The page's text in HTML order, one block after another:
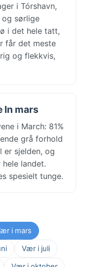
i Tórshavn,
sørlige
i det hele tatt,
får det meste
og flekkvis,
In mars
i March: 81%
grå forhold
er sjelden, og
landet.
spesielt tunge.
i mars
Vær i juli